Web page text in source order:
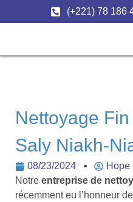
(+221) 78 186
Nettoyage
Saly Niakh-
08/23/2024
Hope
Notre entreprise de
récemment eu l’honneur